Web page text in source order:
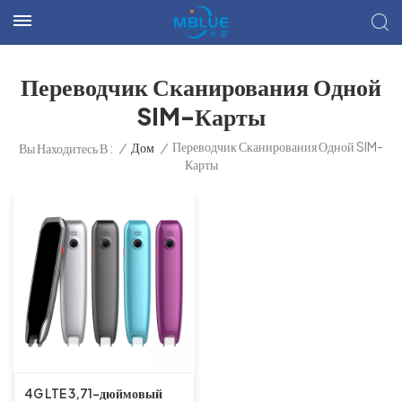
Переводчик Сканирования Одной
SIM-Карты
Вы Находитесь В : / Дом / Переводчик Сканирования Одной SIM-
Карты
4G LTE 3,71-дюймовый